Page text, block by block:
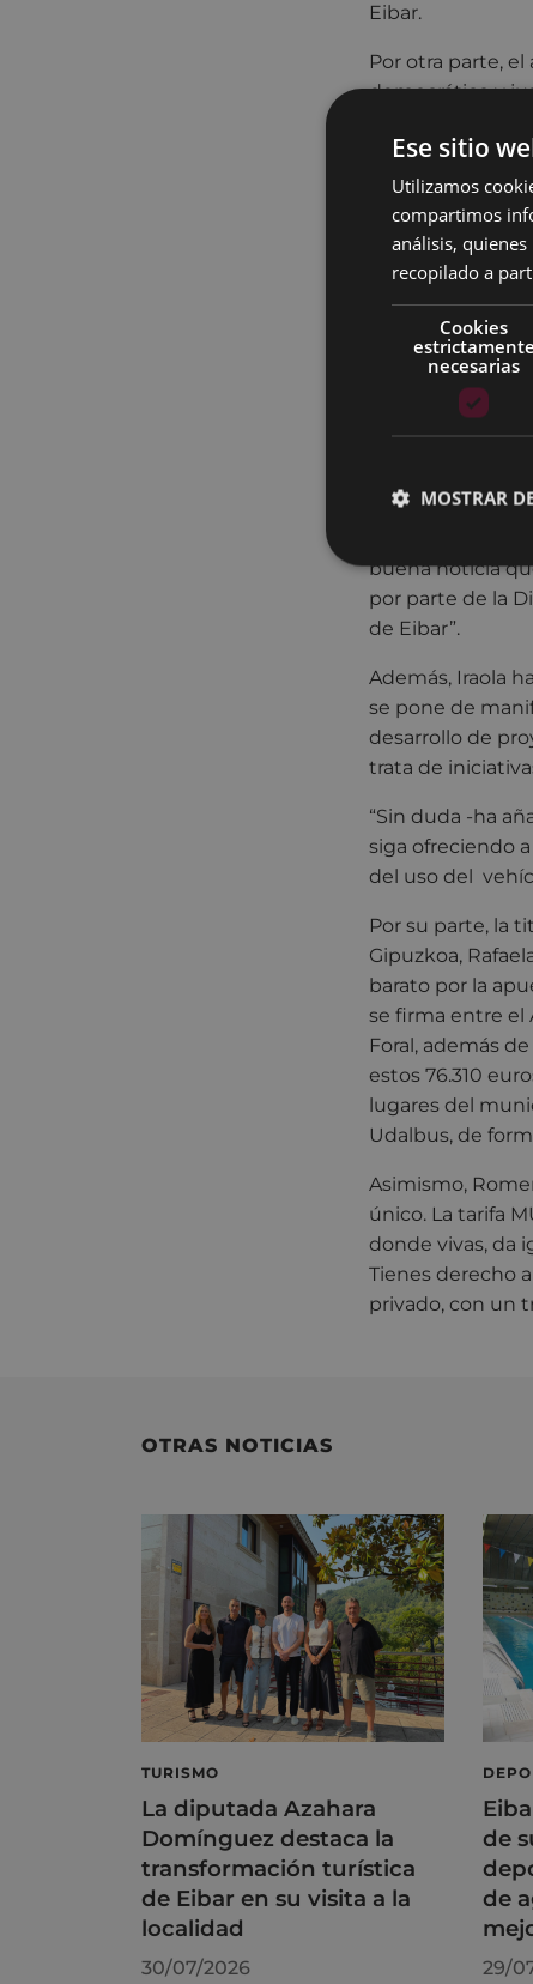
Eibar.
Por otra parte,
democrático y
bonificando
renta de las
público de
Según los
las
público en los
mejor opción
Ambas
su interés en
transporte
inherentes de
buena noticia
por parte de la
de Eibar”.
Además, Iraola
se pone de
desarrollo de
trata de
“Sin duda -ha
siga ofreciendo
del uso del
Por su parte, la
Gipuzkoa,
barato por la
se firma entre el
Foral, además
estos 76.310
lugares del
Udalbus, de
Asimismo,
único. La tarifa
donde vivas, da
Tienes derecho
privado, con un
OTRAS NOTICIAS
TURISMO
La diputada Azahara
Domínguez destaca la
transformación turística
de Eibar en su visita a la
localidad
30/07/2026
de
de
29/
Ese sitio
Utilizamos
compartimos
análisis,
recopilado a
Cookies
estrictamente
necesarias
MOSTRAR